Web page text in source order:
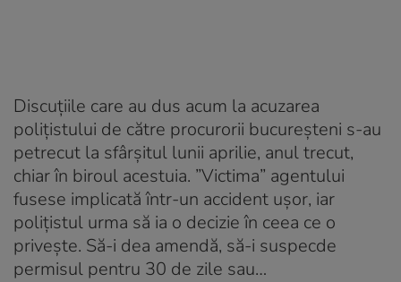
Discuțiile care au dus acum la acuzarea
polițistului de către procurorii bucureșteni s-au
petrecut la sfârșitul lunii aprilie, anul trecut,
chiar în biroul acestuia. ”Victima” agentului
fusese implicată într-un accident ușor, iar
polițistul urma să ia o decizie în ceea ce o
privește. Să-i dea amendă, să-i suspecde
permisul pentru 30 de zile sau…